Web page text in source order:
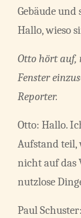
Gebäude
Hallo, wieso
Otto hört auf,
Fenster
Reporter.
Otto: Hallo.
Aufstand teil,
nicht auf das
nutzlose
Paul